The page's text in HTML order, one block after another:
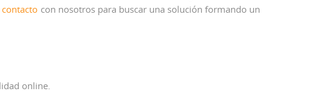
contacto con nosotros para buscar una solución formando un
online.